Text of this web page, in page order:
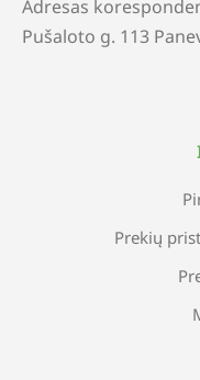
Adresas
Pušaloto g. 113
Prekių